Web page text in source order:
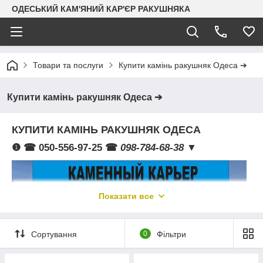
ОДЕСЬКИЙ КАМ'ЯНИЙ КАР'ЄР РАКУШНЯКА
Товари та послуги Купити камінь ракушняк Одеса ➔
Купити камінь ракушняк Одеса ➔
КУПИТИ КАМІНЬ РАКУШНЯК ОДЕСА
❶ ☎ 050-556-97-25 ☎ 098-784-68-38 ▼
Показати все
Сортування 0 Фільтри